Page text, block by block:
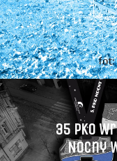
35 Pko
Nocny